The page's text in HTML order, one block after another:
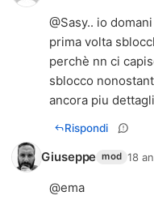
@Sasy.. io
prima volta
perchè nn ci
sblocco
ancora piu
Rispondi
Giuseppe mod 18
@ema